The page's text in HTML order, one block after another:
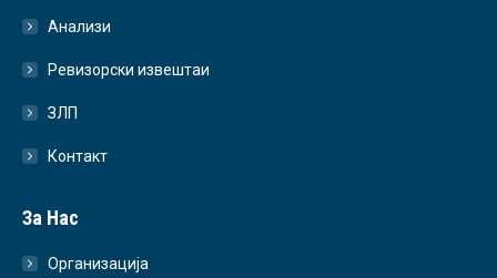
Анализи
Ревизорски извештаи
ЗЛП
Контакт
За Нас
Организација